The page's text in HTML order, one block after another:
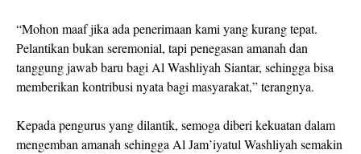
“Mohon maaf jika ada penerimaan kami yang kurang tepat.
Pelantikan bukan seremonial, tapi penegasan amanah dan
tanggung jawab baru bagi Al Washliyah Siantar, sehingga bisa
memberikan kontribusi nyata bagi masyarakat,” terangnya.
Kepada pengurus yang dilantik, semoga diberi kekuatan dalam
mengemban amanah sehingga Al Jam’iyatul Washliyah semakin